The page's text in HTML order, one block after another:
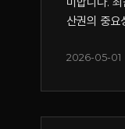
산권의 중요
2026-05-01